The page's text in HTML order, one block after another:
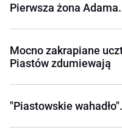
Pierwsza żona
Mocno zakrapiane
Piastów zdumiewają
"Piastowskie